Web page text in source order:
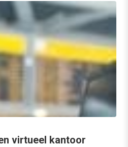
virtueel kantoor